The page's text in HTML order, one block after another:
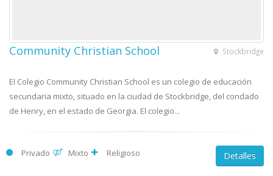
Stockbridge
Community Christian School
El Colegio Community Christian School es un colegio de educación
secundaria mixto, situado en la ciudad de Stockbridge, del condado
de Henry, en el estado de Georgia. El colegio...
Detalles
Privado Mixto Religioso